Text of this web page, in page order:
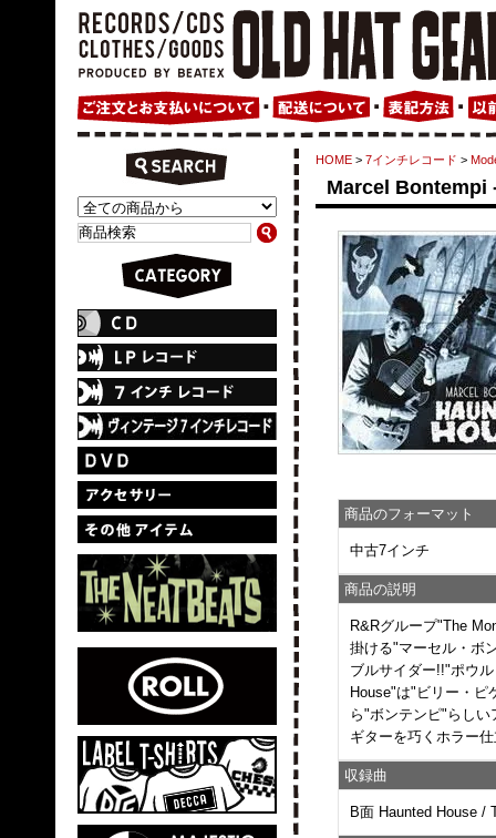
HOME > 7インチレコード >
Marcel Bontempi
商品のフォーマット
中古7インチ
商品の説明
R&Rグループ"The
掛ける"マーセル・ボ
ブルサイダー!!"ポウ
House"は"ビリー・ピ
ら"ボンテンピ"らし
ギターを巧くホラー
収録曲
B面 Haunted House /